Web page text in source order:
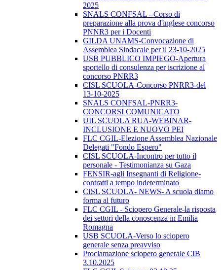
2025
SNALS CONFSAL - Corso di
preparazione alla prova d'inglese concorso
PNNR3 per i Docenti
GILDA UNAMS-Convocazione di
Assemblea Sindacale per il 23-10-2025
USB PUBBLICO IMPIEGO-Apertura
sportello di consulenza per iscrizione al
concorso PNRR3
CISL SCUOLA-Concorso PNRR3-del
13-10-2025
SNALS CONFSAL-PNRR3-
CONCORSI COMUNICATO
UIL SCUOLA RUA-WEBINAR-
INCLUSIONE E NUOVO PEI
FLC CGIL-Elezione Assemblea Nazionale
Delegati "Fondo Espero"
CISL SCUOLA-Incontro per tutto il
personale - Testimonianza su Gaza
FENSIR-agli Insegnanti di Religione-
contratti a tempo indeterminato
CISL SCUOLA- NEWS- A scuola diamo
forma al futuro
FLC CGIL - Sciopero Generale-la risposta
dei settori della conoscenza in Emilia
Romagna
USB SCUOLA-Verso lo sciopero
generale senza preavviso
Proclamazione sciopero generale CIB
3.10.2025